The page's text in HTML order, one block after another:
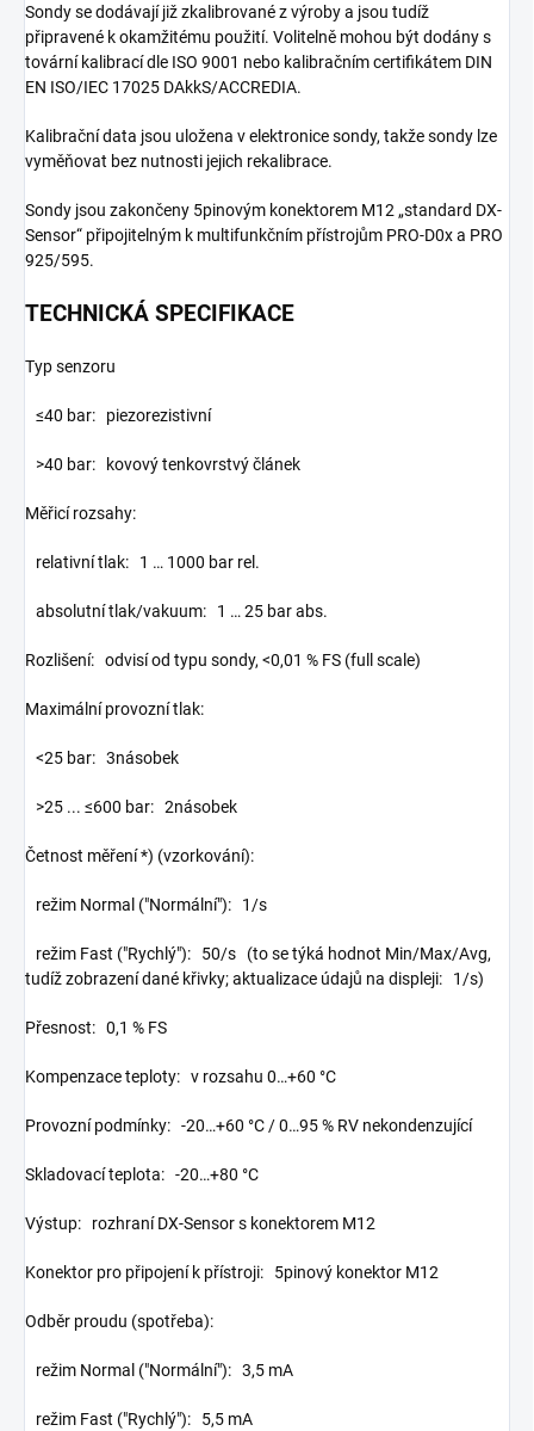
Sondy se dodávají již zkalibrované z výroby a jsou tudíž
připravené k okamžitému použití. Volitelně mohou být dodány s
tovární kalibrací dle ISO 9001 nebo kalibračním certifikátem DIN
EN ISO/IEC 17025 DAkkS/ACCREDIA.
Kalibrační data jsou uložena v elektronice sondy, takže sondy lze
vyměňovat bez nutnosti jejich rekalibrace.
Sondy jsou zakončeny 5pinovým konektorem M12 „standard DX-
Sensor“ připojitelným k multifunkčním přístrojům PRO-D0x a PRO
925/595.
TECHNICKÁ SPECIFIKACE
Typ senzoru
≤40 bar: piezorezistivní
>40 bar: kovový tenkovrstvý článek
Měřicí rozsahy:
relativní tlak: 1 … 1000 bar rel.
absolutní tlak/vakuum: 1 … 25 bar abs.
Rozlišení: odvisí od typu sondy, <0,01 % FS (full scale)
Maximální provozní tlak:
<25 bar: 3násobek
>25 ... ≤600 bar: 2násobek
Četnost měření *) (vzorkování):
režim Normal ("Normální"): 1/s
režim Fast ("Rychlý"): 50/s (to se týká hodnot Min/Max/Avg,
tudíž zobrazení dané křivky; aktualizace údajů na displeji: 1/s)
Přesnost: 0,1 % FS
Kompenzace teploty: v rozsahu 0…+60 °C
Provozní podmínky: -20…+60 °C / 0…95 % RV nekondenzující
Skladovací teplota: -20…+80 °C
Výstup: rozhraní DX-Sensor s konektorem M12
Konektor pro připojení k přístroji: 5pinový konektor M12
Odběr proudu (spotřeba):
režim Normal ("Normální"): 3,5 mA
režim Fast ("Rychlý"): 5,5 mA